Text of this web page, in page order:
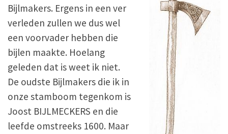
Bijlmakers. Ergens in een ver
verleden zullen we dus wel
een voorvader hebben die
bijlen maakte. Hoelang
geleden dat is weet ik niet.
De oudste Bijlmakers die ik in
onze stamboom tegenkom is
Joost BIJLMECKERS en die
leefde omstreeks 1600. Maar